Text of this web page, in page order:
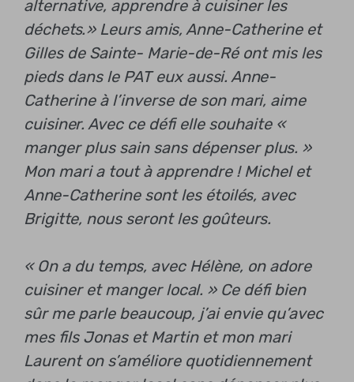
alternative, apprendre à cuisiner les
déchets.» Leurs amis, Anne-Catherine et
Gilles de Sainte- Marie-de-Ré ont mis les
pieds dans le PAT eux aussi. Anne-
Catherine à l’inverse de son mari, aime
cuisiner. Avec ce défi elle souhaite «
manger plus sain sans dépenser plus. »
Mon mari a tout à apprendre !Michel et
Anne-Catherine sont les étoilés, avec
Brigitte, nous seront les goûteurs.
« On a du temps, avec Hélène, on adore
cuisiner et manger local. »Ce défi bien
sûr me parle beaucoup, j’ai envie qu’avec
mes fils Jonas et Martin et mon mari
Laurent on s’améliore quotidiennement